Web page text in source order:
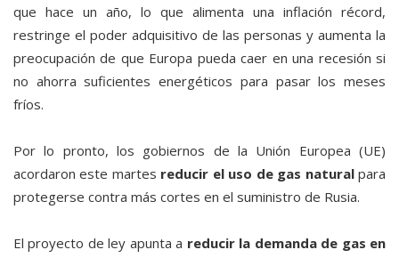
que hace un año, lo que alimenta una inflación récord,
restringe el poder adquisitivo de las personas y aumenta la
preocupación de que Europa pueda caer en una recesión si
no ahorra suficientes energéticos para pasar los meses
fríos.
Por lo pronto, los gobiernos de la Unión Europea (UE)
acordaron este martes reducir el uso de gas naturalpara
protegerse contra más cortes en el suministro de Rusia.
El proyecto de ley apunta a reducir la demanda de gas en